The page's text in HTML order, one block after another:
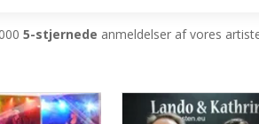
5-stjernede anmeldelser af vores